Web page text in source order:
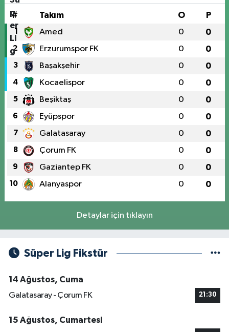
# Takım O P
1 Amed 0 0
2 Erzurumspor FK 0 0
3 Başakşehir 0 0
4 Kocaelispor 0 0
5 Beşiktaş 0 0
6 Eyüpspor 0 0
7 Galatasaray 0 0
8 Çorum FK 0 0
9 Gaziantep FK 0 0
10 Alanyaspor 0 0
Detaylar için tıklayın
Süper Lig Fikstür
14 Ağustos, Cuma
Galatasaray - Çorum FK
21:30
15 Ağustos, Cumartesi